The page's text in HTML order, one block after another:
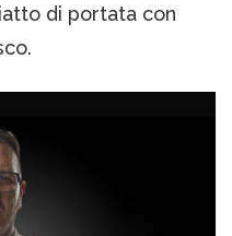
di portata con